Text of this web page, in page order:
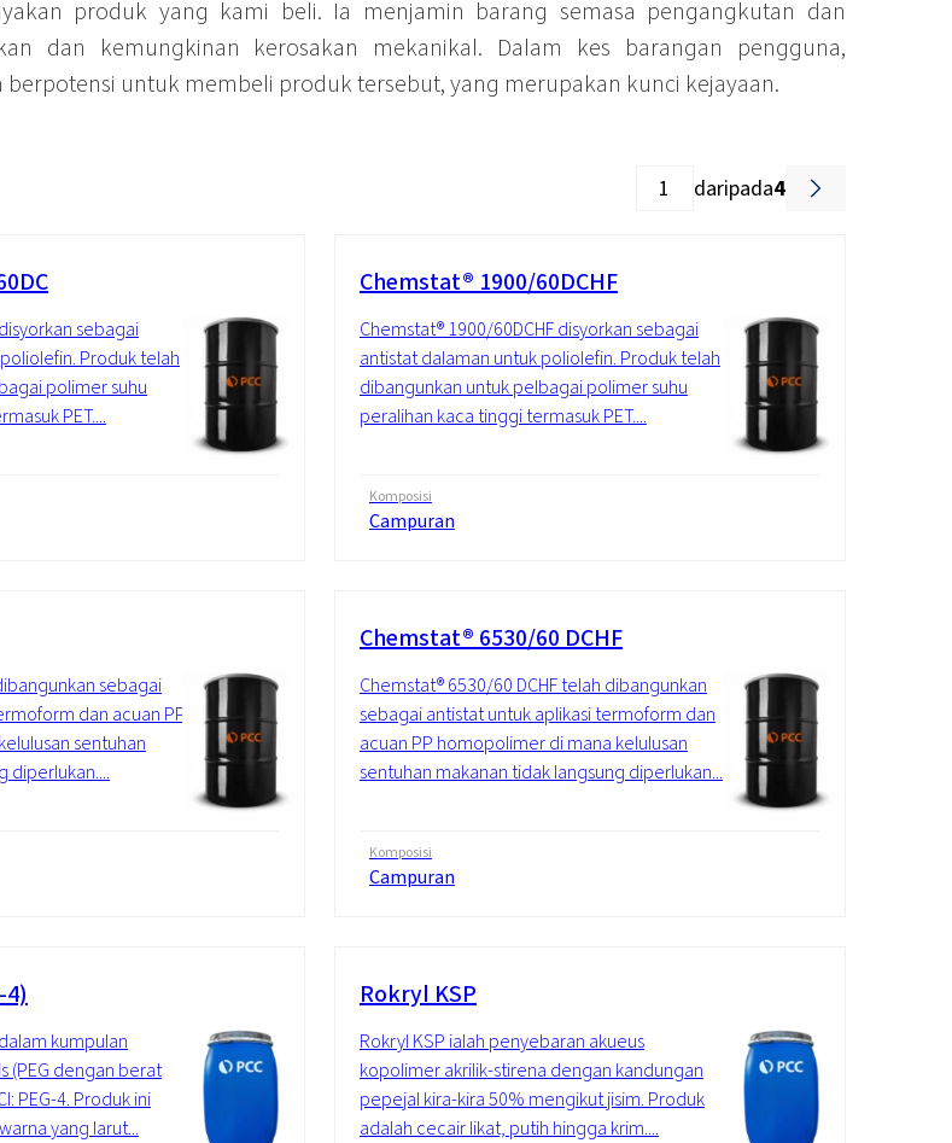
produk yang kami beli. Ia menjamin barang semasa pengangkutan dan
dan kemungkinan kerosakan mekanikal. Dalam kes barangan pengguna,
untuk membeli produk tersebut, yang merupakan kunci kejayaan.
daripada4
sebagai
Produk telah
polimer suhu
PET....
Chemstat® 1900/60DCHF
Chemstat® 1900/60DCHF disyorkan sebagai
antistat dalaman untuk poliolefin. Produk telah
dibangunkan untuk pelbagai polimer suhu
peralihan kaca tinggi termasuk PET....
Komposisi
Campuran
sebagai
dan acuan PP
sentuhan
diperlukan....
Chemstat® 6530/60 DCHF
Chemstat® 6530/60 DCHF telah dibangunkan
sebagai antistat untuk aplikasi termoform dan
acuan PP homopolimer di mana kelulusan
sentuhan makanan tidak langsung diperlukan....
Komposisi
Campuran
4)
kumpulan
(PEG dengan berat
PEG-4. Produk ini
yang larut...
Rokryl KSP
Rokryl KSP ialah penyebaran akueus
kopolimer akrilik-stirena dengan kandungan
pepejal kira-kira 50% mengikut jisim. Produk
adalah cecair likat, putih hingga krim....